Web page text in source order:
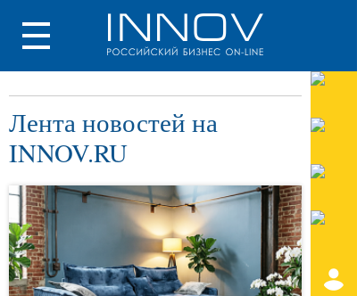
Лента новостей на
INNOV.RU